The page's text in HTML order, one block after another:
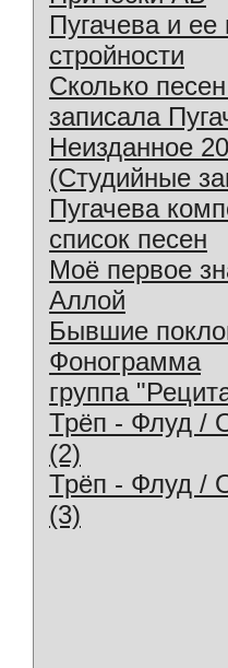
Пугачева и ее
стройности
Сколько
записала
Неизданное
(Студийные
Пугачева
список песен
Моё первое
Аллой
Бывшие
Фонограмма
группа
Трёп - Флуд /
(2)
Трёп - Флуд /
(3)